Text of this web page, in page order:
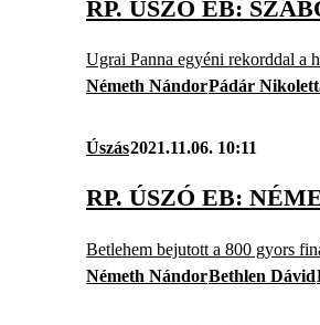
RP. ÚSZÓ EB:
Ugrai Panna egyéni rekorddal a
Németh NándorPádár
Úszás2021.11.06. 10:11
RP. ÚSZÓ EB:
Betlehem bejutott a 800 gyors
Németh NándorBethlen Dávid